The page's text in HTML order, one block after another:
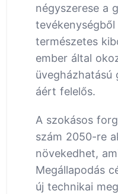
négyszerese a
tevékenységből
természetes
ember által
üvegházhatású
áért felelős.
A szokásos
szám 2050-re
növekedhet,
Megállapodás
új technikai